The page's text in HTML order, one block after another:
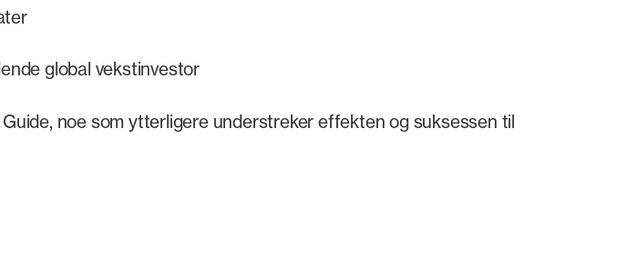
global vekstinvestor
noe som ytterligere understreker effekten og suksessen til